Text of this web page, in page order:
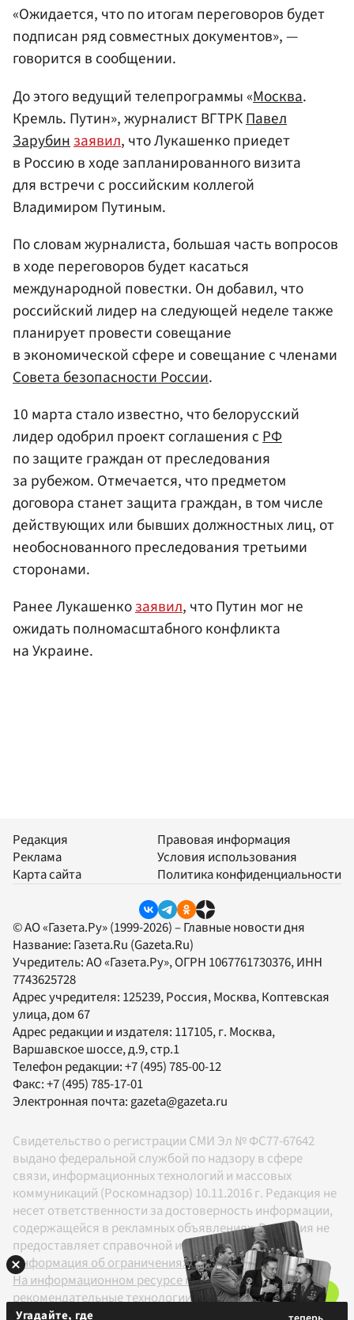
«Ожидается, что по итогам переговоров будет
подписан ряд совместных документов», —
говорится в сообщении.
До этого ведущий телепрограммы «Москва.
Кремль. Путин», журналист ВГТРКПавел
Зарубин заявил, что Лукашенко приедет
в Россию в ходе запланированного визита
для встречи с российским коллегой
Владимиром Путиным.
По словам журналиста, большая часть вопросов
в ходе переговоров будет касаться
международной повестки. Он добавил, что
российский лидер на следующей неделе также
планирует провести совещание
в экономической сфере и совещание с членами
Совета безопасности России.
10 марта стало известно, что белорусский
лидер одобрил проект соглашения сРФ
по защите граждан от преследования
за рубежом. Отмечается, что предметом
договора станет защита граждан, в том числе
действующих или бывших должностных лиц, от
необоснованного преследования третьими
сторонами.
Ранее Лукашенкозаявил, что Путин мог не
ожидать полномасштабного конфликта
на Украине.
Редакция
Реклама
Карта сайта
Правовая информация
Условия использования
Политика конфиденциальности
© АО «Газета.Ру» (1999-2026) – Главные новости дня
Название: Газета.Ru (Gazeta.Ru)
Учредитель:АО «Газета.Ру», ОГРН 1067761730376, ИНН
7743625728
Адрес учредителя: 125239, Россия, Москва, Коптевская
улица, дом 67
Адрес редакции и издателя: 117105, г. Москва,
Варшавское шоссе, д.9, стр.1
Телефон редакции:+7 (495) 785-00-12
Факс:+7 (495) 785-17-01
Электронная почта: gazeta@gazeta.ru
Свидетельство о регистрации СМИ Эл № ФС77-67642
выдано федеральной службой по надзору в сфере
связи, информационных технологий и массовых
коммуникаций (Роскомнадзор) 10.11.2016 г. Редакция не
несет ответственности за достоверность информации,
содержащейся в рекламных объявлениях. Редакция не
предоставляет справочной информации.
Информация об ограничениях
На информационном ресурсе применяются
рекомендательные технологии в соответствии с
Правилами
Угадайте, где